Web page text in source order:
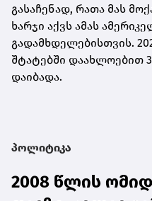
გასაჩენად, რათა მას
ხარჯი აქვს ამას
გადამხდელებისთვის.
შტატებში დაახლოებით
დაიბადა.
პოლიტიკა
2008 წლის